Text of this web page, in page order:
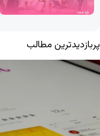
پربازدیدترین مطالب